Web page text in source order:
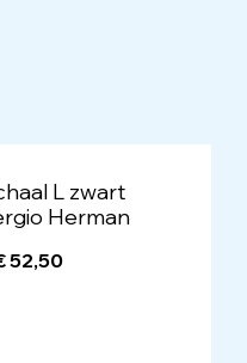
L zwart
Herman
52,50